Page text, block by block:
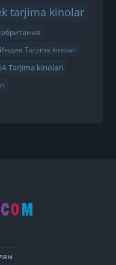
tarjima kinolar
Индия Tarjima kinolari
Tarjima kinolari